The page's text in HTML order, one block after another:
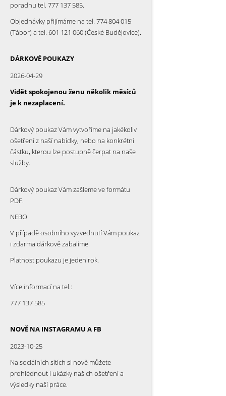
poradnu tel. 777 137 585.
Objednávky přijímáme na tel. 774 804 015
(Tábor) a tel. 601 121 060 (České Budějovice).
DÁRKOVÉ POUKAZY
2026-04-29
Vidět spokojenou ženu několik měsíců
je k nezaplacení.
Dárkový poukaz Vám vytvoříme na jakékoliv
ošetření z naší nabídky, nebo na konkrétní
částku, kterou lze postupně čerpat na naše
služby.
Dárkový poukaz Vám zašleme ve formátu
PDF.
NEBO
V případě osobního vyzvednutí Vám poukaz
i zdarma dárkově zabalíme.
Platnost poukazu je jeden rok.
Více informací na tel.:
777 137 585
NOVĚ NA INSTAGRAMU A FB
2023-10-25
Na sociálních sítích si nově můžete
prohlédnout i ukázky našich ošetření a
výsledky naší práce.